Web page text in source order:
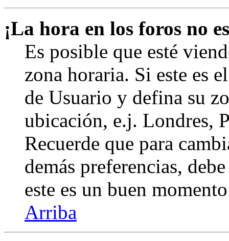
¡La hora en los foros no
Es posible que esté
zona horaria. Si este es
de Usuario y defina su
ubicación, e.j. Londres,
Recuerde que para
demás preferencias,
este es un buen
Arriba